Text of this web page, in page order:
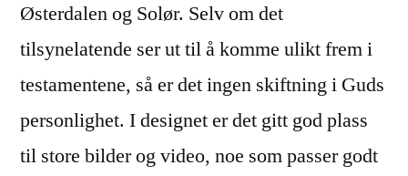
Østerdalen og Solør. Selv om det
tilsynelatende ser ut til å komme ulikt frem i
testamentene, så er det ingen skiftning i Guds
personlighet. I designet er det gitt god plass
til store bilder og video, noe som passer godt